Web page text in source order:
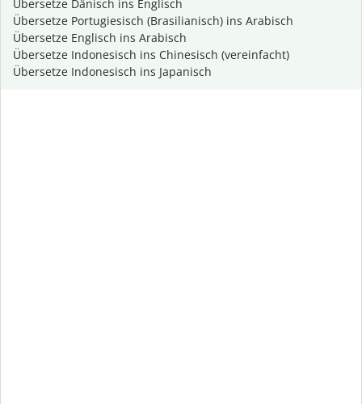
Übersetze Dänisch ins Englisch
Übersetze Portugiesisch (Brasilianisch) ins Arabisch
Übersetze Englisch ins Arabisch
Übersetze Indonesisch ins Chinesisch (vereinfacht)
Übersetze Indonesisch ins Japanisch